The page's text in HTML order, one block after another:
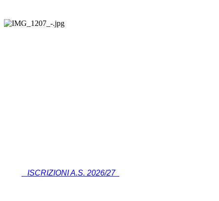
ISCRIZIONI A.S. 2026/27